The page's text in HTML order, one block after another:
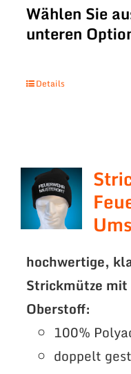
Wählen Sie
unteren
Details
hochwertige,
Strickmütze
Oberstoff:
100%
doppelt